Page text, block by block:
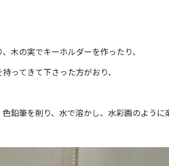
木の実でキーホルダーを作ったり、
ってきて下さった方がおり、
鉛筆を削り、水で溶かし、水彩画のように